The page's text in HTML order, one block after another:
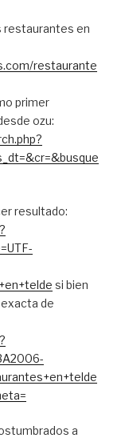
restaurantes en
restaurante
primer
ozu:
resultado:
si bien
de
a